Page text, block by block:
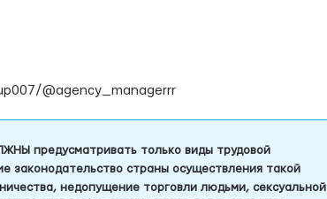
@agency_managerrr
предусматривать только виды трудовой
законодательство страны осуществления такой
недопущение торговли людьми, сексуальной